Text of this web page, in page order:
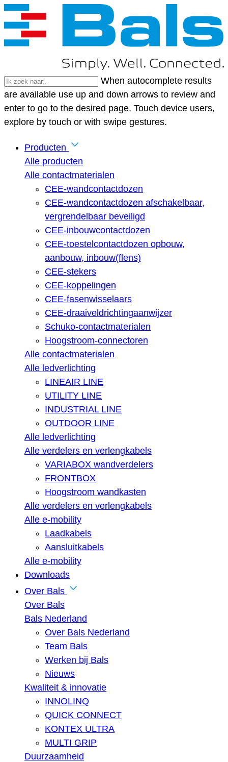
When autocomplete results
are available use up and down arrows to review and
enter to go to the desired page. Touch device users,
explore by touch or with swipe gestures.
Producten
Alle producten
Alle contactmaterialen
CEE-wandcontactdozen
CEE-wandcontactdozen afschakelbaar,
vergrendelbaar beveiligd
CEE-inbouwcontactdozen
CEE-toestelcontactdozen opbouw,
aanbouw, inbouw(flens)
CEE-stekers
CEE-koppelingen
CEE-fasenwisselaars
CEE-draaiveldrichtingaanwijzer
Schuko-contactmaterialen
Hoogstroom-connectoren
Alle contactmaterialen
Alle ledverlichting
LINEAIR LINE
UTILITY LINE
INDUSTRIAL LINE
OUTDOOR LINE
Alle ledverlichting
Alle verdelers en verlengkabels
VARIABOX wandverdelers
FRONTBOX
Hoogstroom wandkasten
Alle verdelers en verlengkabels
Alle e-mobility
Laadkabels
Aansluitkabels
Alle e-mobility
Downloads
Over Bals
Over Bals
Bals Nederland
Over Bals Nederland
Team Bals
Werken bij Bals
Nieuws
Kwaliteit & innovatie
INNOLINQ
QUICK CONNECT
KONTEX ULTRA
MULTI GRIP
Duurzaamheid